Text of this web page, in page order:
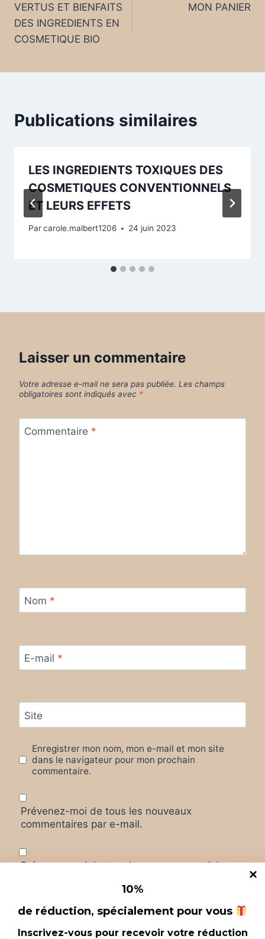
10%
de réduction, spécialement pour vous
Inscrivez-vous pour recevoir votre réduction
VERTUS ET BIENFAITS
DES INGREDIENTS EN
COSMETIQUE BIO
MON PANIER
Publications similaires
LES INGREDIENTS TOXIQUES DES
COSMETIQUES CONVENTIONNELS
ET LEURS EFFETS
Parcarole.malbert1206 24 juin 2023
Laisser un commentaire
Votre adresse e-mail ne sera pas publiée. Les champs
obligatoires sont indiqués avec *
Commentaire *
Nom *
E-mail *
Site
Enregistrer mon nom, mon e-mail et mon site
dans le navigateur pour mon prochain
commentaire.
Prévenez-moi de tous les nouveaux
commentaires par e-mail.
Prévenez-moi de tous les nouveaux articles